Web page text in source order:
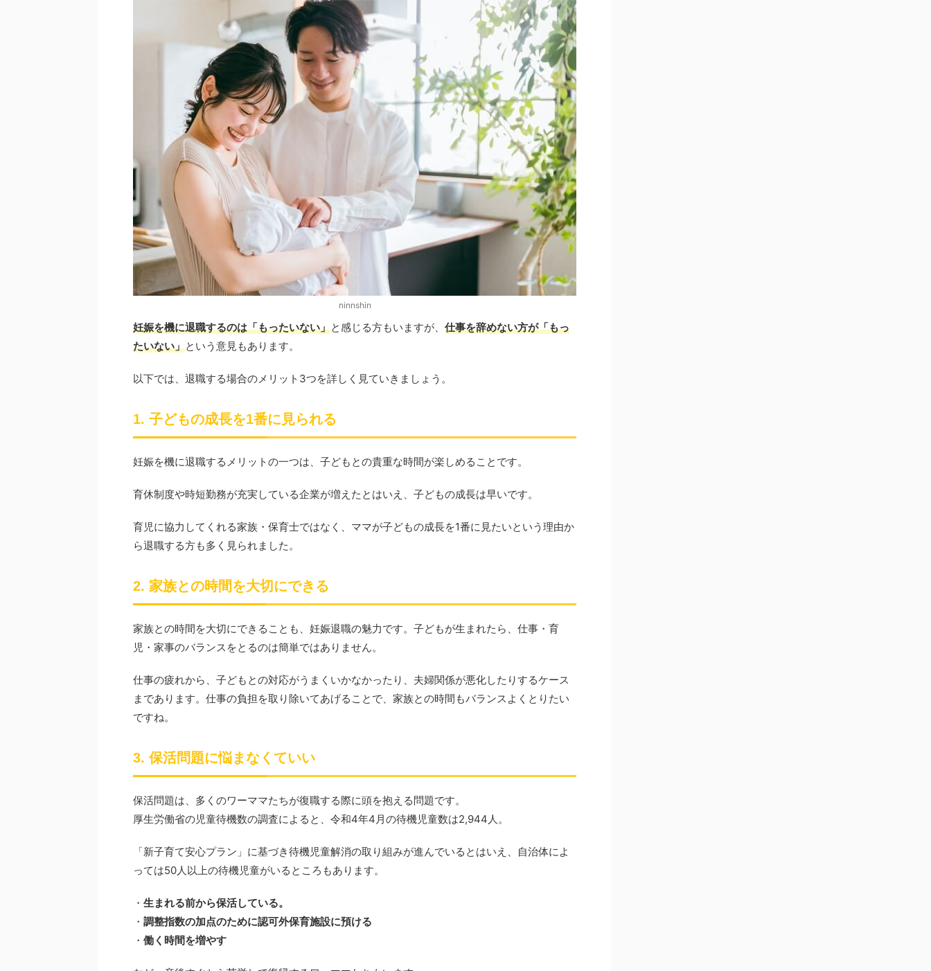
ninnshin
妊娠を機に退職するのは「もったいない」と感じる方もいますが、 仕事を辞めない方が「もっ
たいない」という意見もあります。
以下では、退職する場合のメリット3つを詳しく見ていきましょう。
1. 子どもの成長を1番に見られる
妊娠を機に退職するメリットの一つは、子どもとの貴重な時間が楽しめることです。
育休制度や時短勤務が充実している企業が増えたとはいえ、子どもの成長は早いです。
育児に協力してくれる家族・保育士ではなく、ママが子どもの成長を1番に見たいという理由か
ら退職する方も多く見られました。
2. 家族との時間を大切にできる
家族との時間を大切にできることも、妊娠退職の魅力です。子どもが生まれたら、仕事・育
児・家事のバランスをとるのは簡単ではありません。
仕事の疲れから、子どもとの対応がうまくいかなかったり、夫婦関係が悪化したりするケース
まであります。仕事の負担を取り除いてあげることで、家族との時間もバランスよくとりたい
ですね。
3. 保活問題に悩まなくていい
保活問題は、多くのワーママたちが復職する際に頭を抱える問題です。
厚生労働省の児童待機数の調査によると、令和4年4月の待機児童数は2,944人。
「新子育て安心プラン」に基づき待機児童解消の取り組みが進んでいるとはいえ、自治体によ
っては50人以上の待機児童がいるところもあります。
・ 生まれる前から保活している。
・ 調整指数の加点のために認可外保育施設に預ける
・ 働く時間を増やす